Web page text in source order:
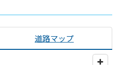
道路マップ